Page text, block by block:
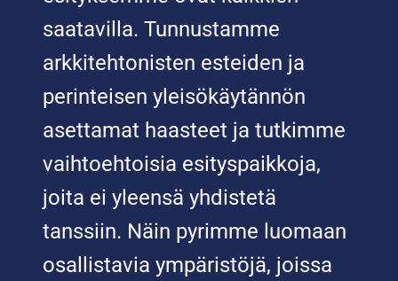
saatavilla. Tunnustamme
arkkitehtonisten esteiden ja
perinteisen yleisökäytännön
asettamat haasteet ja tutkimme
vaihtoehtoisia esityspaikkoja,
joita ei yleensä yhdistetä
tanssiin. Näin pyrimme luomaan
osallistavia ympäristöjä, joissa